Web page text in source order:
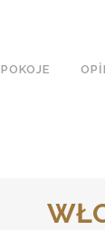
POKOJE